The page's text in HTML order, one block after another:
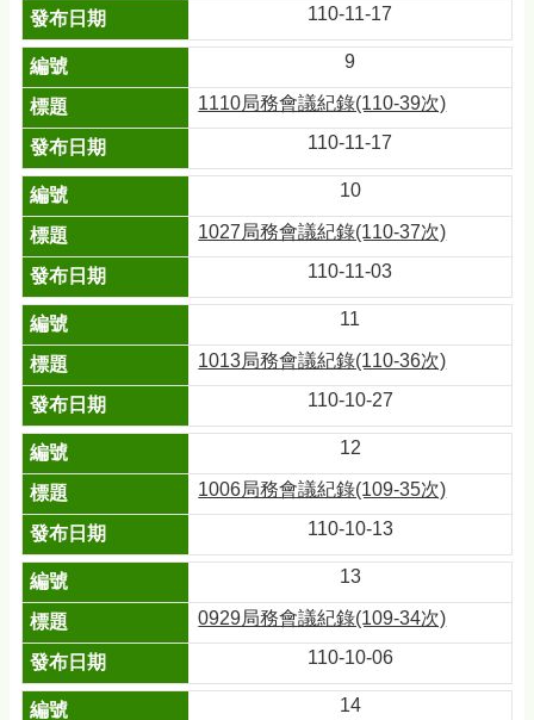
110-11-17
9
1110局務會議紀錄(110-39次)
110-11-17
10
1027局務會議紀錄(110-37次)
110-11-03
11
1013局務會議紀錄(110-36次)
110-10-27
12
1006局務會議紀錄(109-35次)
110-10-13
13
0929局務會議紀錄(109-34次)
110-10-06
14